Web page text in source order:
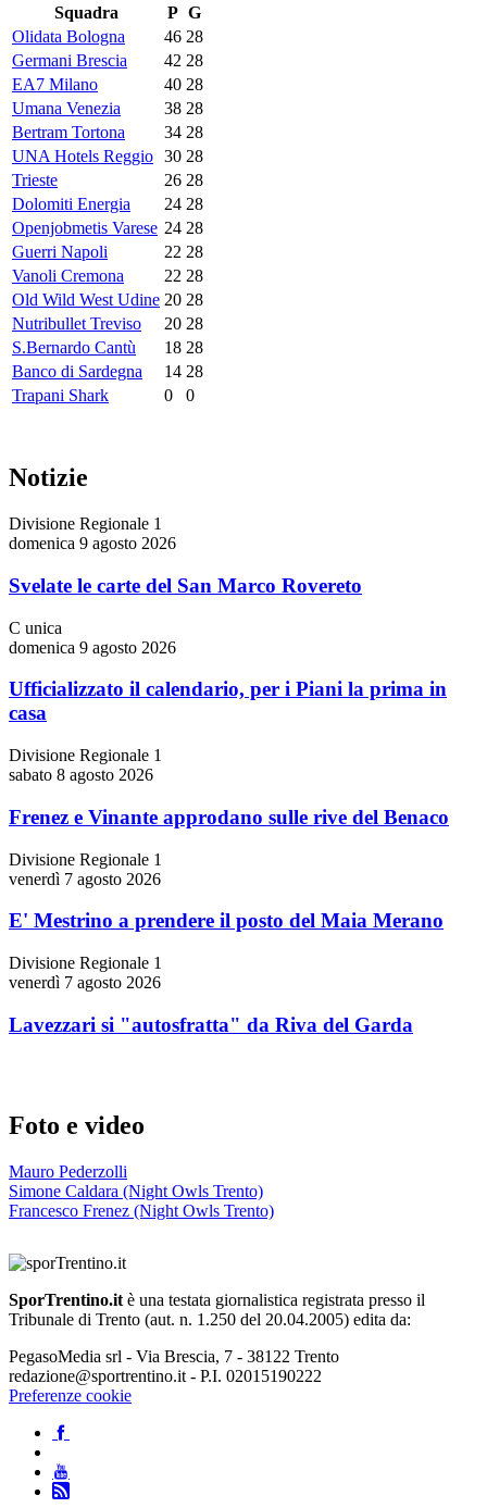
Squadra P G
Olidata Bologna
46 28
Germani Brescia
42 28
EA7 Milano
40 28
Umana Venezia
38 28
Bertram Tortona
34 28
UNA Hotels Reggio 30 28
Trieste
26 28
Dolomiti Energia
24 28
Openjobmetis Varese 24 28
Guerri Napoli
22 28
Vanoli Cremona
22 28
Old Wild West Udine 20 28
Nutribullet Treviso
20 28
S.Bernardo Cantù
18 28
Banco di Sardegna
14 28
Trapani Shark
0 0
Notizie
Divisione Regionale 1
domenica 9 agosto 2026
Svelate le carte del San Marco Rovereto
C unica
domenica 9 agosto 2026
Ufficializzato il calendario, per i Piani la prima in
casa
Divisione Regionale 1
sabato 8 agosto 2026
Frenez e Vinante approdano sulle rive del Benaco
Divisione Regionale 1
venerdì 7 agosto 2026
E' Mestrino a prendere il posto del Maia Merano
Divisione Regionale 1
venerdì 7 agosto 2026
Lavezzari si "autosfratta" da Riva del Garda
Foto e video
Mauro Pederzolli
Simone Caldara (Night Owls Trento)
Francesco Frenez (Night Owls Trento)
SporTrentino.it è una testata giornalistica registrata presso il
Tribunale di Trento (aut. n. 1.250 del 20.04.2005) edita da:
PegasoMedia srl - Via Brescia, 7 - 38122 Trento
redazione@sportrentino.it - P.I. 02015190222
Preferenze cookie